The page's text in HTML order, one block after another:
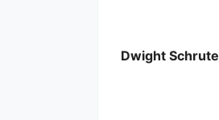
Dwight